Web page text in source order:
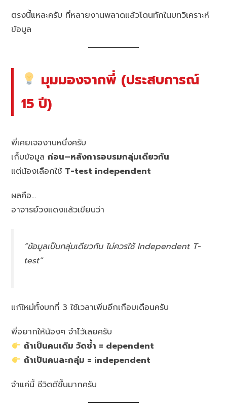
ตรงนี้แหละครับ ที่หลายงานพลาดแล้วโดนทักในบทวิเคราะห์
ข้อมูล
มุมมองจากพี่ (ประสบการณ์
15 ปี)
พี่เคยเจองานหนึ่งครับ
เก็บข้อมูลก่อน–หลังการอบรมกลุ่มเดียวกัน
แต่น้องเลือกใช้ T-test independent
ผลคือ…
อาจารย์วงแดงแล้วเขียนว่า
“ข้อมูลเป็นกลุ่มเดียวกัน ไม่ควรใช้ Independent T-
test”
แก้ใหม่ทั้งบทที่ 3 ใช้เวลาเพิ่มอีกเกือบเดือนครับ
พี่อยากให้น้องๆ จำไว้เลยครับ
ถ้าเป็นคนเดิม วัดซ้ำ = dependent
ถ้าเป็นคนละกลุ่ม = independent
จำแค่นี้ ชีวิตดีขึ้นมากครับ